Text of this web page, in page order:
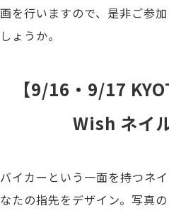
画を行いますので、是非ご参
しょうか。
【9/16・9/17
Wish ネイ
バイカーという一面を持つネ
なたの指先をデザイン。写真